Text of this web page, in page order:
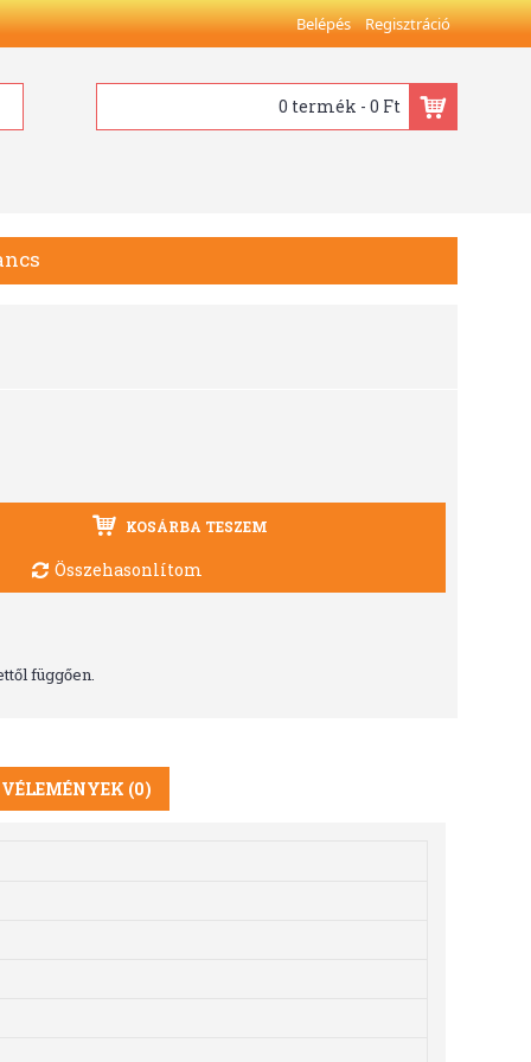
Belépés Regisztráció
0 termék - 0 Ft
KOSÁRBA TESZEM
Összehasonlítom
függően.
VÉLEMÉNYEK (0)